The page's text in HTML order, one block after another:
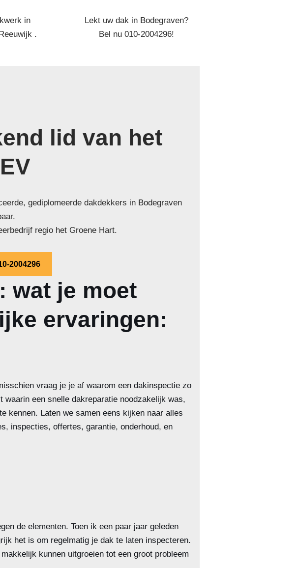
in
.
Lekt uw dak in Bodegraven?
Bel nu 010-2004296!
lid van het
gediplomeerde dakdekkers in Bodegraven
regio het Groene Hart.
2004296
wat je moet
ervaringen:
vraag je je af waarom een dakinspectie zo
een snelle dakreparatie noodzakelijk was,
kennen. Laten we samen eens kijken naar alles
inspecties, offertes, garantie, onderhoud, en
de elementen. Toen ik een paar jaar geleden
het is om regelmatig je dak te laten inspecteren.
kunnen uitgroeien tot een groot probleem